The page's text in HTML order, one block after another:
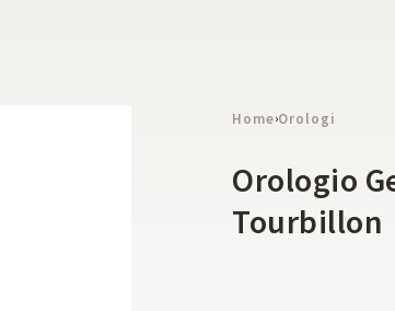
Home›Orologi
Orologio
Tourbillon